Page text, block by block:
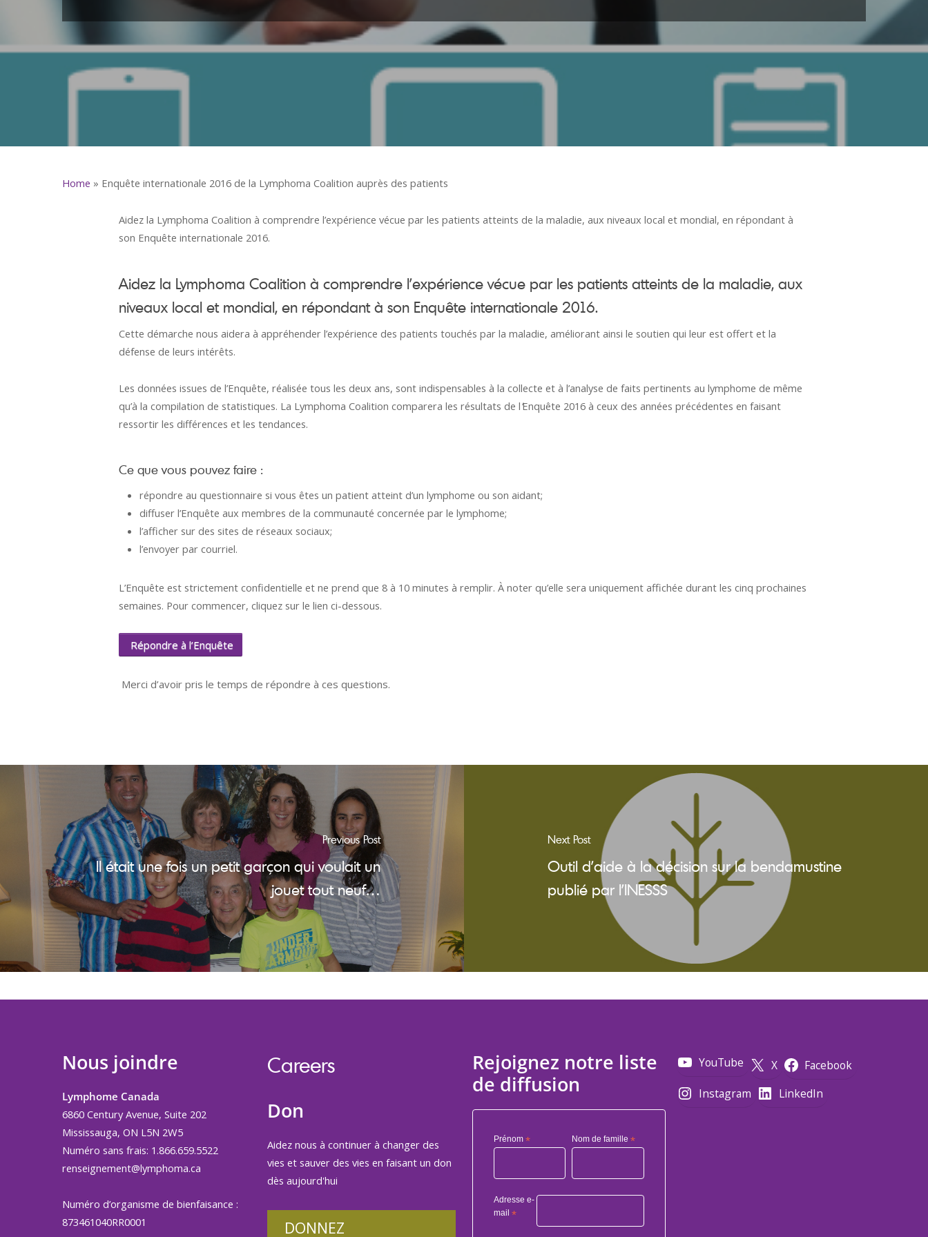
Home » Enquête internationale 2016 de la Lymphoma Coalition auprès des patients
Aidez la Lymphoma Coalition à comprendre l’expérience vécue par les patients atteints de la maladie, aux niveaux local et mondial, en répondant à
son Enquête internationale 2016.
Aidez la Lymphoma Coalition à comprendre l’expérience vécue par les patients atteints de la maladie, aux
niveaux local et mondial, en répondant à son Enquête internationale 2016.
Cette démarche nous aidera à appréhender l’expérience des patients touchés par la maladie, améliorant ainsi le soutien qui leur est offert et la
défense de leurs intérêts.
Les données issues de l’Enquête, réalisée tous les deux ans, sont indispensables à la collecte et à l’analyse de faits pertinents au lymphome de même
qu’à la compilation de statistiques. La Lymphoma Coalition comparera les résultats de lEnquête 2016 à ceux des années précédentes en faisant
ressortir les différences et les tendances.
Ce que vous pouvez faire :
répondre au questionnaire si vous êtes un patient atteint d’un lymphome ou son aidant;
diffuser l’Enquête aux membres de la communauté concernée par le lymphome;
l’afficher sur des sites de réseaux sociaux;
l’envoyer par courriel.
L’Enquête est strictement confidentielle et ne prend que 8 à 10 minutes à remplir. À noter qu’elle sera uniquement affichée durant les cinq prochaines
semaines. Pour commencer, cliquez sur le lien ci-dessous.
Répondre à l’Enquête
Merci d’avoir pris le temps de répondre à ces questions.
Previous Post
Il était une fois un petit garçon qui voulait un
jouet tout neuf…
Next Post
Outil d’aide à la décision sur la bendamustine
publié par l’INESSS
Nous joindre
Lymphome Canada
6860 Century Avenue, Suite 202
Mississauga, ON L5N 2W5
Numéro sans frais: 1.866.659.5522
renseignement@lymphoma.ca
Numéro d’organisme de bienfaisance :
873461040RR0001
Careers
Don
Aidez nous à continuer à changer des
vies et sauver des vies en faisant un don
dès aujourd'hui
DONNEZ
Rejoignez notre liste
de diffusion
Prénom * Nom de famille *
Adresse e-
mail *
YouTube X
Facebook
Instagram
LinkedIn